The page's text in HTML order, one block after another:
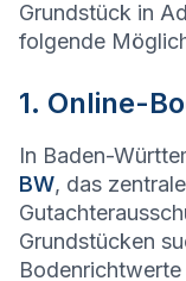
Grundstück in
folgende
1. Online-
In Baden-
BW, das
Grundstücken